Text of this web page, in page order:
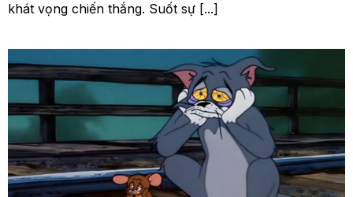
khát vọng chiến thắng. Suốt sự [...]